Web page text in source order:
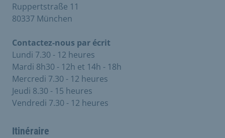
Ruppertstraße 11
80337 München
Contactez-nous par écrit
Lundi 7.30 - 12 heures
Mardi 8h30 - 12h et 14h - 18h
Mercredi 7.30 - 12 heures
Jeudi 8.30 - 15 heures
Vendredi 7.30 - 12 heures
Itinéraire